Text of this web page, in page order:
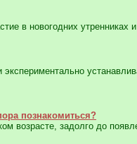
в новогодних утренниках
познакомиться?
возрасте, задолго до